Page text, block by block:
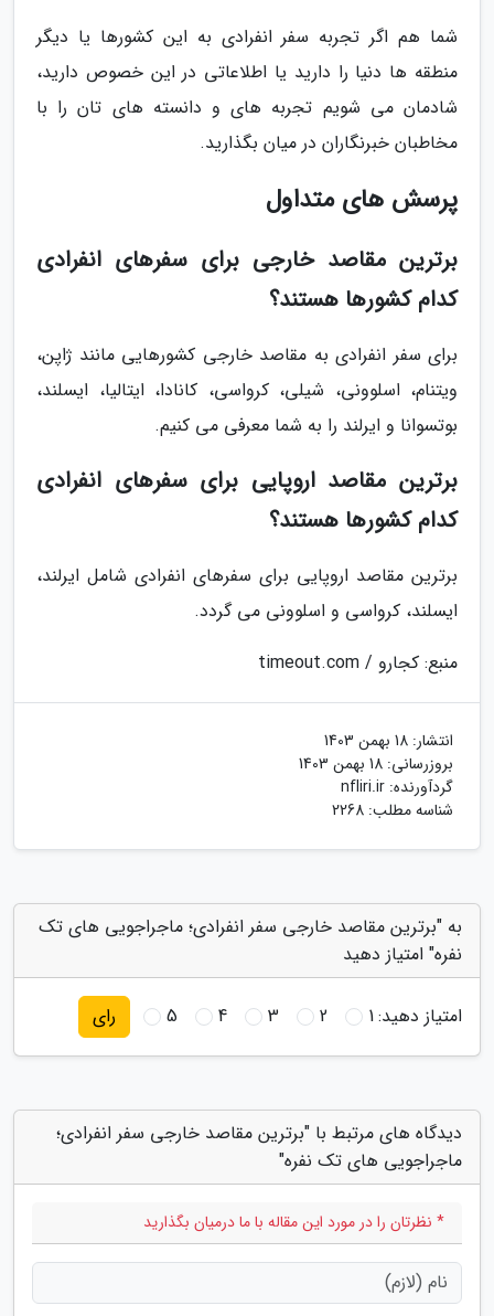
شما هم اگر تجربه سفر انفرادی به این کشورها یا دیگر
منطقه ها دنیا را دارید یا اطلاعاتی در این خصوص دارید،
شادمان می شویم تجربه های و دانسته های تان را با
مخاطبان خبرنگاران در میان بگذارید.
پرسش های متداول
برترین مقاصد خارجی برای سفرهای انفرادی
کدام کشورها هستند؟
برای سفر انفرادی به مقاصد خارجی کشورهایی مانند ژاپن،
ویتنام، اسلوونی، شیلی، کرواسی، کانادا، ایتالیا، ایسلند،
بوتسوانا و ایرلند را به شما معرفی می کنیم.
برترین مقاصد اروپایی برای سفرهای انفرادی
کدام کشورها هستند؟
برترین مقاصد اروپایی برای سفرهای انفرادی شامل ایرلند،
ایسلند، کرواسی و اسلوونی می گردد.
منبع: کجارو / timeout.com
انتشار: 18 بهمن 1403
بروزرسانی: 18 بهمن 1403
گردآورنده: nfliri.ir
شناسه مطلب: 2268
به "برترین مقاصد خارجی سفر انفرادی؛ ماجراجویی های تک
نفره" امتیاز دهید
امتیاز دهید:1
2
3
4
5 رای
دیدگاه های مرتبط با "برترین مقاصد خارجی سفر انفرادی؛
ماجراجویی های تک نفره"
* نظرتان را در مورد این مقاله با ما درمیان بگذارید